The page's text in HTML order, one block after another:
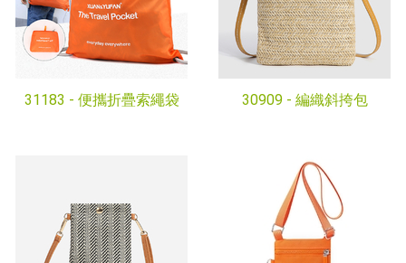
31183 - 便攜折疊索繩袋 30909 - 編織斜挎包